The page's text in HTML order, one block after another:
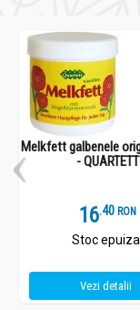
Melkfett galbenele
- QUARTETT
16.4 RON
Stoc
Vezi detalii